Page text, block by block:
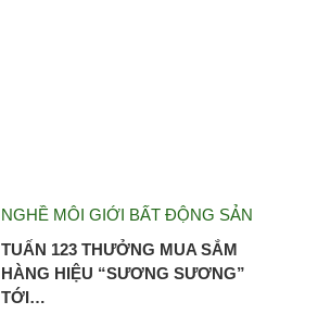
NGHỀ MÔI GIỚI BẤT ĐỘNG SẢN
TUẤN 123 THƯỞNG MUA SẮM
HÀNG HIỆU “SƯƠNG SƯƠNG”
TỚI…